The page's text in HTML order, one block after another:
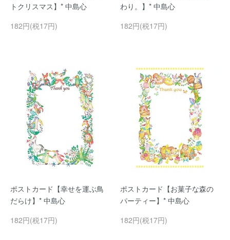
トクリスマス】* 中島心
182円(税17円)
わり。】* 中島心
182円(税17円)
ポストカード【幸せを運ぶ鳥
だらけ】* 中島心
182円(税17円)
ポストカード【お菓子な森の
パーティー】* 中島心
182円(税17円)